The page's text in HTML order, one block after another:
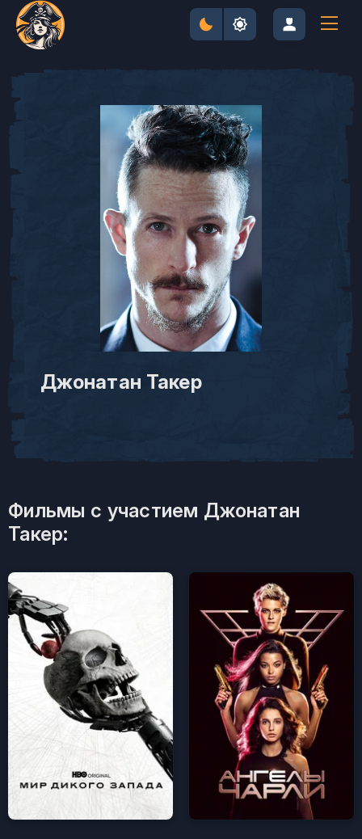
Джонатан Такер
Фильмы с участием Джонатан
Такер: